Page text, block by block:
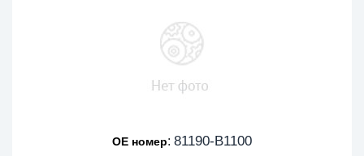
OE номер: 81190-B1100